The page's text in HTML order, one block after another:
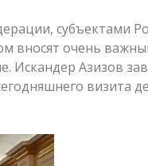
субъектами
вносят очень
Искандер Азизов
визита